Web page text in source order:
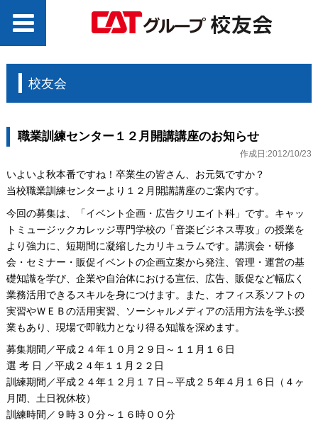
校友会
職業訓練センター１２月開講講座のお知らせ
作成日:2012/10/23
いよいよ秋本番ですね！卒業生の皆さん、お元気ですか？
当校職業訓練センターより１２月開講講座のご案内です。
今回の募集は、「イベント企画・広告クリエイト科」です。キャッ
トミュージックカレッジ専門学校の「音楽ビジネス専攻」の授業を
より強力に、短期間に凝縮したカリキュラムです。講演会・研修
会・セミナー・販促イベントの企画立案から発注、管理・運営の基
礎知識を学び、企業や自治体における宣伝、広告、販促など幅広く
業務活用できるスキルを身につけます。また、オフィス系ソフトの
実習やＷＥＢの活用実習、ソーシャルメディアの活用方法を学ぶ授
業もあり、現場で即戦力となり得る知識を深めます。
募集期間／平成２４年１０月２９日～１１月１６日
選 考 日 ／平成２４年１１月２２日
訓練期間／平成２４年１２月１７日～平成２５年４月１６日（４ヶ
月間、土日祝休校）
訓練時間／９時３０分～１６時００分